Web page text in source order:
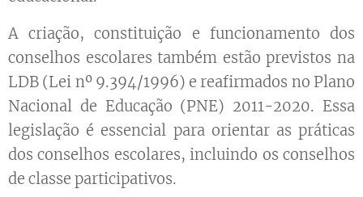
A criação, constituição e funcionamento dos
conselhos escolares também estão previstos na
LDB (Lei nº 9.394/1996) e reafirmados no Plano
Nacional de Educação (PNE) 2011-2020. Essa
legislação é essencial para orientar as práticas
dos conselhos escolares, incluindo os conselhos
de classe participativos.